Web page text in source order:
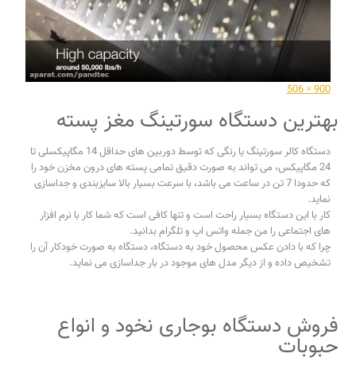
900 × 506
بهترین دستگاه سورتینگ مغز پسته
دستگاه کالر سورتینگ یا رنگی که توسط دوربین های حداقل 14 مگاپیکسلی تا
24 مگاپیکس، می تواند به صورت دقیق تمامی پسته های درون مخزن خود را
که حدودا 7 تن در ساعت می باشد، با سرعت بسیار بالا سایزبندی و جداسازی
نماید.
کار با این دستگاه بسیار راحت است و تنها کافی است که شما کار با نرم افزار
های اجتماعی را من جمله واتس اپ و تلگرام بدانید.
چرا که با دادن عکس محصول خود به دستگاه، دستگاه به صورت خودکار آن را
تشخیص داده و از دیگر مدل های موجود در بار جداسازی می نماید.
فروش دستگاه بوجاری نخود و انواع
حبوبات